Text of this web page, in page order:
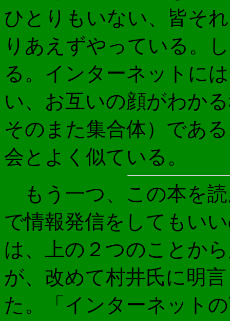
ひとりもいない、皆そ
りあえずやっている。
る。インターネットに
い、お互いの顔がわか
そのまた集合体）であ
会とよく似ている。
もう一つ、この本を
で情報発信をしてもい
は、上の２つのことか
が、改めて村井氏に明
た。「インターネット